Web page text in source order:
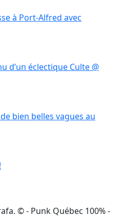
à Port-Alfred avec
d’un éclectique Culte @
bien belles vagues au
©- Punk Québec 100% -